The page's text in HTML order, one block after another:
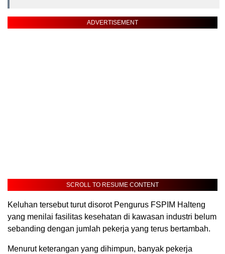
ADVERTISEMENT
SCROLL TO RESUME CONTENT
Keluhan tersebut turut disorot Pengurus FSPIM Halteng
yang menilai fasilitas kesehatan di kawasan industri belum
sebanding dengan jumlah pekerja yang terus bertambah.
Menurut keterangan yang dihimpun, banyak pekerja